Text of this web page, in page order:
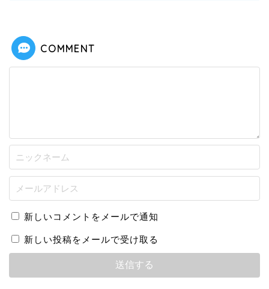
COMMENT
新しいコメントをメールで通知
新しい投稿をメールで受け取る